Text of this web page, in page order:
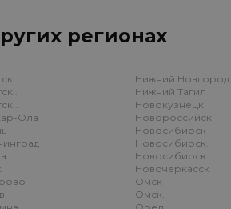
регионах
Ола
Нижний Новгород
Нижний Тагил
Новокузнецк
Новороссийск
Новосибирск
Новосибирск.
Новосибирск..
Новочеркасск
Омск
Омск.